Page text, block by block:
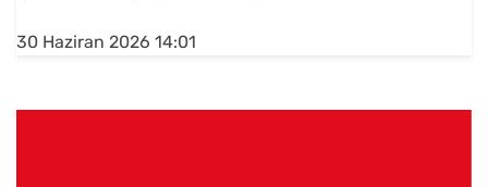
30 Haziran 2026 14:01